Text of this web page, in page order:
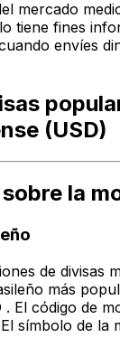
mercado
tiene fines
envíes
(USD)
la
de divisas
más
El código de
símbolo de la